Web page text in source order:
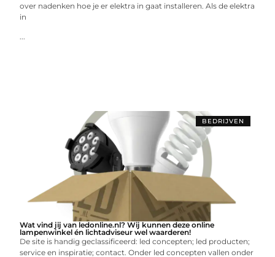
over nadenken hoe je er elektra in gaat installeren. Als de elektra
in
...
BEDRIJVEN
Wat vind jij van ledonline.nl? Wij kunnen deze online
lampenwinkel én lichtadviseur wel waarderen!
De site is handig geclassificeerd: led concepten; led producten;
service en inspiratie; contact. Onder led concepten vallen onder